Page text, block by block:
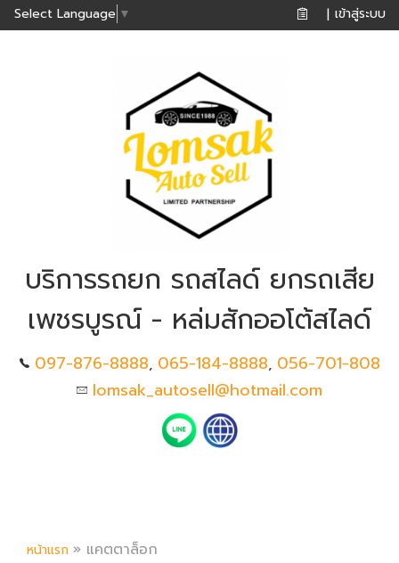
Select Language ▼ | เข้าสู่ระบบ
บริการรถยก รถสไลด์ ยกรถเสีย
เพชรบูรณ์ - หล่มสักออโต้สไลด์
097-876-8888, 065-184-8888, 056-701-808
lomsak_autosell@hotmail.com
หน้าแรก » แคตตาล็อก